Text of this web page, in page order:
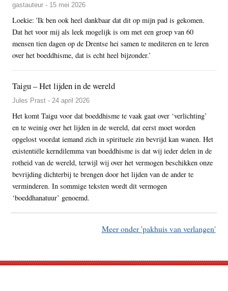
gastauteur - 15 mei 2026
Loekie: 'Ik ben ook heel dankbaar dat dit op mijn pad is gekomen.
Dat het voor mij als leek mogelijk is om met een groep van 60
mensen tien dagen op de Drentse hei samen te mediteren en te leren
over het boeddhisme, dat is echt heel bijzonder.’
Taigu – Het lijden in de wereld
Jules Prast - 24 april 2026
Het komt Taigu voor dat boeddhisme te vaak gaat over ‘verlichting’
en te weinig over het lijden in de wereld, dat eerst moet worden
opgelost voordat iemand zich in spirituele zin bevrijd kan wanen. Het
existentiële kerndilemma van boeddhisme is dat wij ieder delen in de
rotheid van de wereld, terwijl wij over het vermogen beschikken onze
bevrijding dichterbij te brengen door het lijden van de ander te
verminderen. In sommige teksten wordt dit vermogen
‘boeddhanatuur’ genoemd.
Meer onder 'pakhuis van verlangen'